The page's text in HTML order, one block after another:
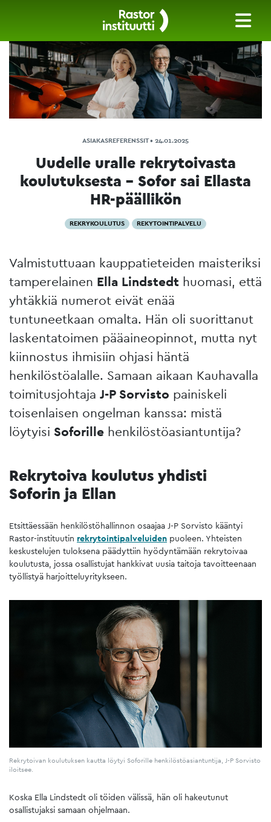
ASIAKASREFERENSSIT • 24.01.2025
Uudelle uralle rekrytoivasta
koulutuksesta – Sofor sai Ellasta
HR-päällikön
REKRYKOULUTUS REKYTOINTIPALVELU
Valmistuttuaan kauppatieteiden maisteriksi
tamperelainen Ella Lindstedt huomasi, että
yhtäkkiä numerot eivät enää
tuntuneetkaan omalta. Hän oli suorittanut
laskentatoimen pääaineopinnot, mutta nyt
kiinnostus ihmisiin ohjasi häntä
henkilöstöalalle. Samaan aikaan Kauhavalla
toimitusjohtaja J-P Sorvisto painiskeli
toisenlaisen ongelman kanssa: mistä
löytyisi Soforille henkilöstöasiantuntija?
Rekrytoiva koulutus yhdisti
Soforin ja Ellan
Etsittäessään henkilöstöhallinnon osaajaa J-P Sorvisto kääntyi
Rastor-instituutin rekrytointipalveluiden puoleen. Yhteisten
keskustelujen tuloksena päädyttiin hyödyntämään rekrytoivaa
koulutusta, jossa osallistujat hankkivat uusia taitoja tavoitteenaan
työllistyä harjoitteluyritykseen.
Rekrytoivan koulutuksen kautta löytyi Soforille henkilöstöasiantuntija, J-P Sorvisto
iloitsee.
Koska Ella Lindstedt oli töiden välissä, hän oli hakeutunut
osallistujaksi samaan ohjelmaan.